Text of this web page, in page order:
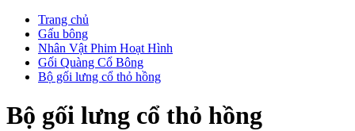
Trang chủ
Gấu bông
Nhân Vật Phim Hoạt Hình
Gối Quàng Cổ Bông
Bộ gối lưng cổ thỏ hồng
Bộ gối lưng cổ thỏ hồng